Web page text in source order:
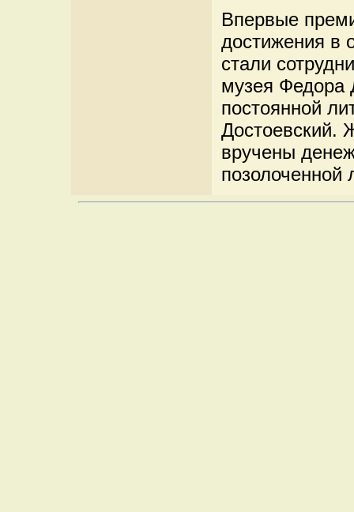
Впервые
достижения в
стали
музея Федора
постоянной
Достоевский.
вручены
позолоченной